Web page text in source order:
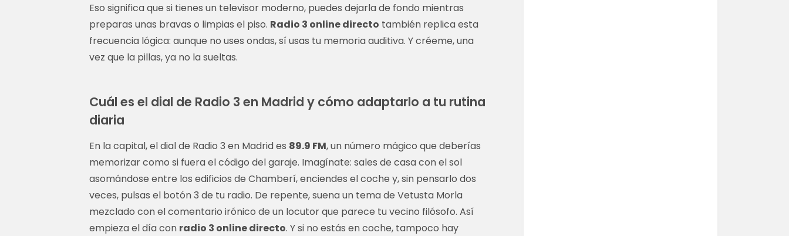
Eso significa que si tienes un televisor moderno, puedes dejarla de fondo mientras
preparas unas bravas o limpias el piso. Radio 3 online directo también replica esta
frecuencia lógica: aunque no uses ondas, sí usas tu memoria auditiva. Y créeme, una
vez que la pillas, ya no la sueltas.
Cuál es el dial de Radio 3 en Madrid y cómo adaptarlo a tu rutina
diaria
En la capital, el dial de Radio 3 en Madrid es 89.9 FM, un número mágico que deberías
memorizar como si fuera el código del garaje. Imagínate: sales de casa con el sol
asomándose entre los edificios de Chamberí, enciendes el coche y, sin pensarlo dos
veces, pulsas el botón 3 de tu radio. De repente, suena un tema de Vetusta Morla
mezclado con el comentario irónico de un locutor que parece tu vecino filósofo. Así
empieza el día con radio 3 online directo. Y si no estás en coche, tampoco hay